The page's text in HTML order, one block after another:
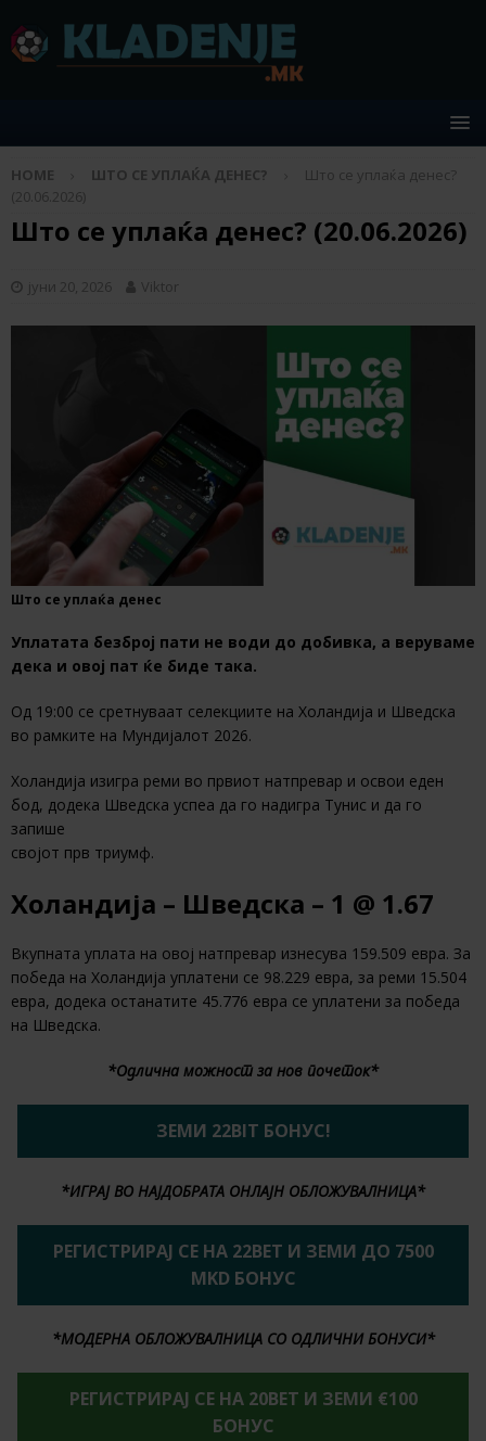
HOME ШТО СЕ УПЛАЌА ДЕНЕС?
Што се уплаќа денес?
(20.06.2026)
Што се уплаќа денес? (20.06.2026)
јуни 20, 2026 Viktor
Што се уплаќа денес
Уплатата безброј пати не води до добивка, а веруваме
дека и овој пат ќе биде така.
Од 19:00 се сретнуваат селекциите на Холандија и Шведска
во рамките на Мундијалот 2026.
Холандија изигра реми во првиот натпревар и освои еден
бод, додека Шведска успеа да го надигра Тунис и да го
запише
својот прв триумф.
Холандија – Шведска – 1 @ 1.67
Вкупната уплата на овој натпревар изнесува 159.509 евра. За
победа на Холандија уплатени се 98.229 евра, за реми 15.504
евра, додека останатите 45.776 евра се уплатени за победа
на Шведска.
*Одлична можност за нов почеток*
ЗЕМИ 22BIT БОНУС!
*ИГРАЈ ВО НАЈДОБРАТА ОНЛАЈН ОБЛОЖУВАЛНИЦА*
РЕГИСТРИРАЈ СЕ НА 22BET И ЗЕМИ ДО 7500
MKD БОНУС
*МОДЕРНА ОБЛОЖУВАЛНИЦА СО ОДЛИЧНИ БОНУСИ*
РЕГИСТРИРАЈ СЕ НА 20BET И ЗЕМИ €100
БОНУС